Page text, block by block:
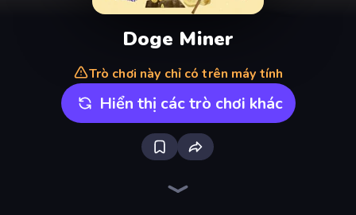
Doge Miner
Trò chơi này chỉ có trên máy tính
Hiển thị các trò chơi khác